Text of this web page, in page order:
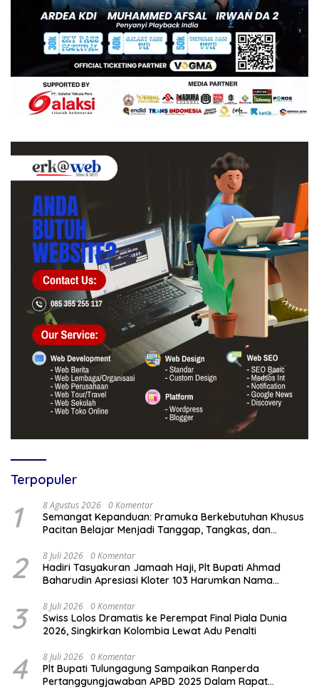
Terpopuler
1 8 Agustus 2026 0 Komentar
Semangat Kepanduan: Pramuka Berkebutuhan Khusus
Pacitan Belajar Menjadi Tanggap, Tangkas, dan
2 8 Juli 2026 0 Komentar
Hadiri Tasyakuran Jamaah Haji, Plt Bupati Ahmad
Baharudin Apresiasi Kloter 103 Harumkan Nama
3 8 Juli 2026 0 Komentar
Swiss Lolos Dramatis ke Perempat Final Piala Dunia
2026, Singkirkan Kolombia Lewat Adu Penalti
4 8 Juli 2026 0 Komentar
Plt Bupati Tulungagung Sampaikan Ranperda
Pertanggungjawaban APBD 2025 Dalam Rapat